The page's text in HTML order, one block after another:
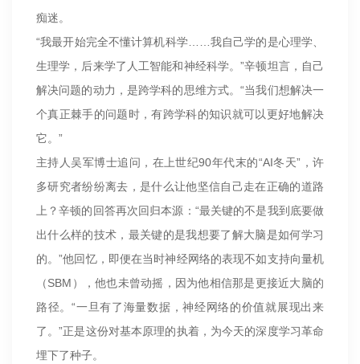
痴迷。
“我最开始完全不懂计算机科学……我自己学的是心理学、
生理学，后来学了人工智能和神经科学。”辛顿坦言，自己
解决问题的动力，是跨学科的思维方式。“当我们想解决一
个真正棘手的问题时，有跨学科的知识就可以更好地解决
它。”
主持人吴军博士追问，在上世纪90年代末的“AI冬天”，许
多研究者纷纷离去，是什么让他坚信自己走在正确的道路
上？辛顿的回答再次回归本源：“最关键的不是我到底要做
出什么样的技术，最关键的是我想要了解大脑是如何学习
的。”他回忆，即便在当时神经网络的表现不如支持向量机
（SBM），他也未曾动摇，因为他相信那是更接近大脑的
路径。“一旦有了海量数据，神经网络的价值就展现出来
了。”正是这份对基本原理的执着，为今天的深度学习革命
埋下了种子。